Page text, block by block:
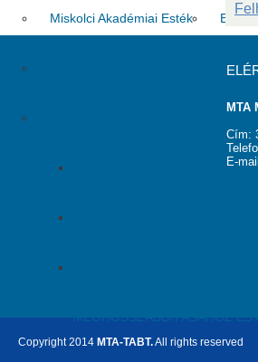
Miskolci Akadémiai Esték Egri
Tudomány a hétköznapokban
Előadássorozat a
MEGHOSSZABBÍTÁSÁHOZ
MTA
Cím:
E-
Copyright 2014 MTA-TABT.All rights reserved